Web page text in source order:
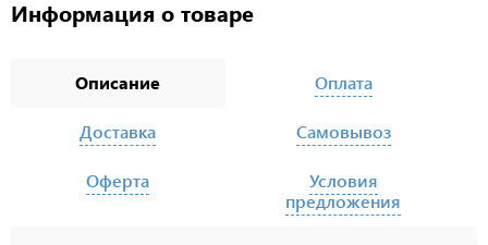
Информация о товаре
Описание Оплата
Доставка Самовывоз
Оферта
Условия
предложения